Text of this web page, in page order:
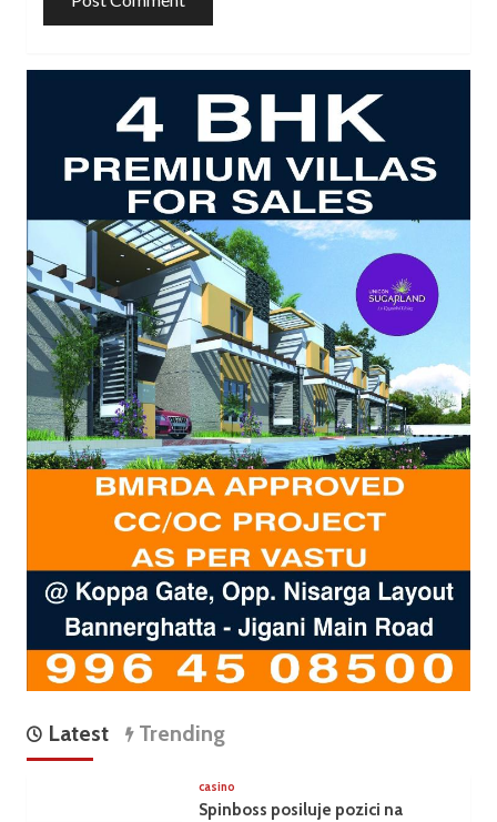
Latest Trending
casino
Spinboss posiluje pozici na